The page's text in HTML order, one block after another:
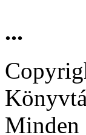
...
Minden